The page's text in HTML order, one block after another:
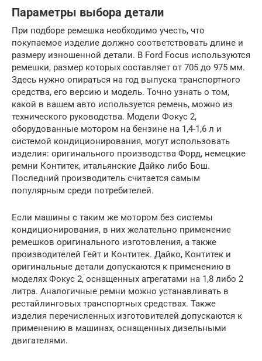
Параметры выбора детали
При подборе ремешка необходимо учесть, что
покупаемое изделие должно соответствовать длине и
размеру изношенной детали. В Ford Focus используются
ремешки, размер которых составляет от 705 до 975 мм.
Здесь нужно опираться на год выпуска транспортного
средства, его версию и модель. Точно узнать о том,
какой в вашем авто используется ремень, можно из
технического руководства. Модели Фокус 2,
оборудованные мотором на бензине на 1,4-1,6 л и
системой кондиционирования, могут использовать
изделия: оригинального производства Форд, немецкие
ремни Контитек, итальянские Дайко либо Бош.
Последний производитель считается самым
популярным среди потребителей.
Если машины с таким же мотором без системы
кондиционирования, в них желательно применение
ремешков оригинального изготовления, а также
производителей Гейт и Контитек. Дайко, Контитек и
оригинальные детали допускаются к применению в
моделях Фокус 2, оснащенных агрегатами на 1,8 либо 2
литра. Аналогичные ремни можно устанавливать в
рестайлинговых транспортных средствах. Также
изделия перечисленных изготовителей допускаются к
применению в машинах, оснащенных дизельными
двигателями.